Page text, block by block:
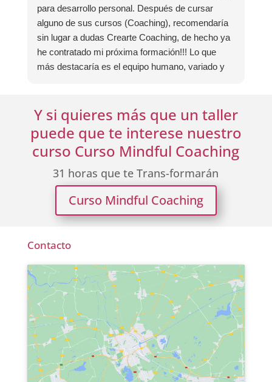
para desarrollo personal. Después de cursar
alguno de sus cursos (Coaching), recomendaría
sin lugar a dudas Crearte Coaching, de hecho ya
he contratado mi próxima formación!!! Lo que
más destacaría es el equipo humano, variado y
como las clases presenciales. Por ultimo, el valor
añadido con multitud de formaciones, seminarios
y material extra totalmente gratuito para los
alumnos y el gran liderazgo de Beatriz Ricondo!!!
Y si quieres más que un taller
puede que te interese nuestro
curso Curso Mindful Coaching
31 horas que teTrans-formarán
Curso Mindful Coaching
Contacto